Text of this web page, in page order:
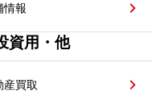
情報
資用・他
産買取